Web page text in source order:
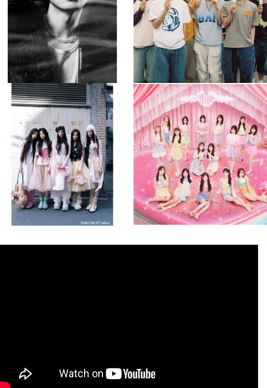
musicjapantv
💡8月特番放送決定！
8月 4
1 0
musicjapantv
💡8月特番放送決定！
...
8月 4
1 0